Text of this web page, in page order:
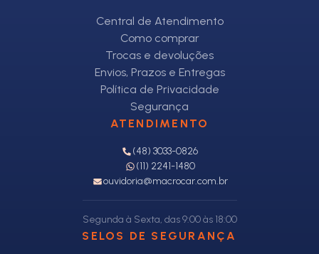
Central de Atendimento
Como comprar
Trocas e devoluções
Envios, Prazos e Entregas
Política de Privacidade
Segurança
ATENDIMENTO
(48) 3033-0826
(11) 2241-1480
ouvidoria@macrocar.com.br
Segunda à Sexta, das 9:00 às 18:00
SELOS DE SEGURANÇA